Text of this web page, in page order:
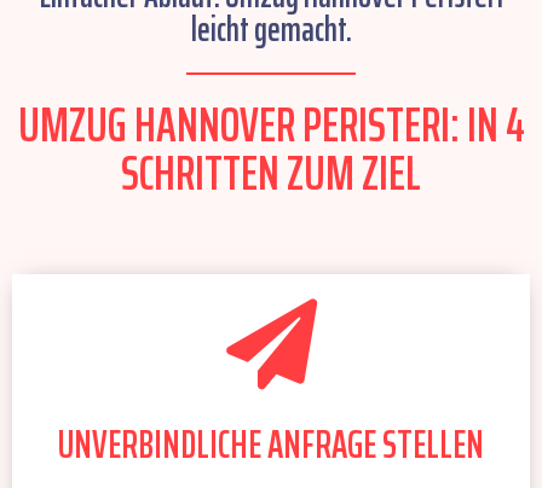
leicht gemacht.
UMZUG HANNOVER PERISTERI: IN 4
SCHRITTEN ZUM ZIEL
UNVERBINDLICHE ANFRAGE STELLEN